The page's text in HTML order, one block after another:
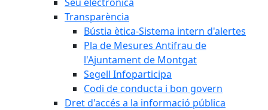
Transparència
Bústia ètica-Sistema intern d'alertes
Pla de Mesures Antifrau de
l'Ajuntament de Montgat
Segell Infoparticipa
Codi de conducta i bon govern
Dret d'accés a la informació pública